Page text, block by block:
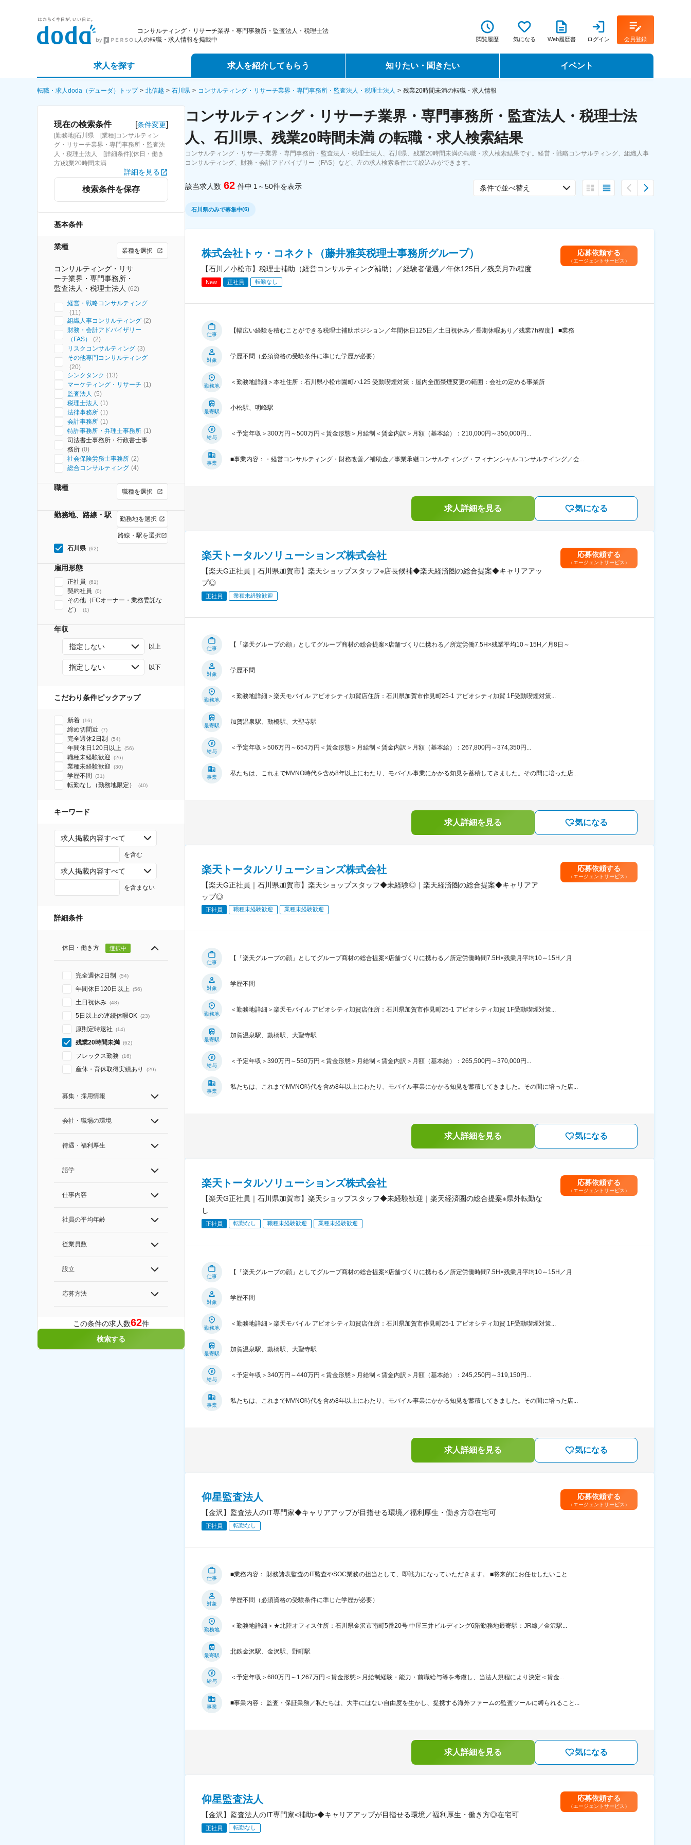
コンサルティング・リサーチ業界・専門事務所・監査法人・税理士法
人の転職・求人情報を掲載中
閲覧履歴 気になる Web履歴書 ログイン 会員登録
求人を探す
詳細条件から探す
求人特集から探す
求人を紹介してもらう
エージェントサービス
スカウトサービス
パートナーエージェントサービス
知りたい・聞きたい
転職ノウハウ
データで見る転職
コラム・インタビュー
転職Q&A
イベント
転職フェア
転職セミナー動画
転職・求人doda（デューダ）トップ 北信越 石川県 コンサルティング・リサーチ業界・専門事務所・監査法人・税理士法人 残業20時間未満の転職・求人情報
現在の検索条件 [条件変更]
[勤務地]石川県 [業種]コンサルティン
グ・リサーチ業界・専門事務所・監査法
人・税理士法人 [詳細条件](休日・働き
方)残業20時間未満
詳細を見る
検索条件を保存
基本条件
業種 業種を選択
コンサルティング・リサ
ーチ業界・専門事務所・
監査法人・税理士法人 (62)
経営・戦略コンサルティング
(11)
組織人事コンサルティング (2)
財務・会計アドバイザリー
（FAS）
(2)
リスクコンサルティング (3)
その他専門コンサルティング
(20)
シンクタンク (13)
マーケティング・リサーチ (1)
監査法人 (5)
税理士法人 (1)
法律事務所 (1)
会計事務所 (1)
特許事務所・弁理士事務所 (1)
司法書士事務所・行政書士事
務所 (0)
社会保険労務士事務所 (2)
総合コンサルティング (4)
職種 職種を選択
勤務地、路線・駅 勤務地を選択
路線・駅を選択
石川県 (62)
雇用形態
正社員 (61)
契約社員 (0)
その他（FCオーナー・業務委託な
ど）
(1)
年収
指定しない 以上
指定しない 以下
こだわり条件ピックアップ
新着 (16)
締め切間近 (7)
完全週休2日制 (54)
年間休日120日以上 (56)
職種未経験歓迎 (26)
業種未経験歓迎 (30)
学歴不問 (31)
転勤なし（勤務地限定） (40)
キーワード
求人掲載内容すべて
を含む
求人掲載内容すべて
を含まない
詳細条件
休日・働き方 選択中
完全週休2日制 (54)
年間休日120日以上 (56)
土日祝休み (48)
5日以上の連続休暇OK (23)
原則定時退社 (14)
残業20時間未満 (62)
フレックス勤務 (16)
産休・育休取得実績あり (29)
募集・採用情報
会社・職場の環境
待遇・福利厚生
語学
仕事内容
社員の平均年齢
従業員数
設立
応募方法
この条件の求人数62件
検索する
コンサルティング・リサーチ業界・専門事務所・監査法人・税理士法
人、石川県、残業20時間未満 の転職・求人検索結果
コンサルティング・リサーチ業界・専門事務所・監査法人・税理士法人、石川県、残業20時間未満の転職・求人検索結果です。経営・戦略コンサルティング、組織人事
コンサルティング、財務・会計アドバイザリー（FAS）など、左の求人検索条件にて絞込みができます。
該当求人数 62 件中 1～50件を表示 条件で並べ替え
石川県のみで募集中(6)
株式会社トゥ・コネクト（藤井雅英税理士事務所グループ）
【石川／小松市】税理士補助（経営コンサルティング補助）／経験者優遇／年休125日／残業月7h程度
New 正社員 転勤なし
応募依頼する
（エージェントサービス）
仕事
【幅広い経験を積むことができる税理士補助ポジション／年間休日125日／土日祝休み／長期休暇あり／残業7h程度】 ■業務
対象
学歴不問（必須資格の受験条件に準じた学歴が必要）
勤務地
＜勤務地詳細＞本社住所：石川県小松市園町ハ125 受動喫煙対策：屋内全面禁煙変更の範囲：会社の定める事業所
最寄駅
小松駅、明峰駅
給与
＜予定年収＞300万円～500万円＜賃金形態＞月給制＜賃金内訳＞月額（基本給）：210,000円～350,000円...
事業
■事業内容：・経営コンサルティング・財務改善／補助金／事業承継コンサルティング・フィナンシャルコンサルテイング／会...
求人詳細を見る 気になる
楽天トータルソリューションズ株式会社
【楽天G正社員｜石川県加賀市】楽天ショップスタッフ※店長候補◆楽天経済圏の総合提案◆キャリアアッ
プ◎
正社員 業種未経験歓迎
応募依頼する
（エージェントサービス）
仕事
【「楽天グループの顔」としてグループ商材の総合提案×店舗づくりに携わる／所定労働7.5H×残業平均10～15H／月8日～
対象
学歴不問
勤務地
＜勤務地詳細＞楽天モバイル アビオシティ加賀店住所：石川県加賀市作見町25-1 アビオシティ加賀 1F受動喫煙対策...
最寄駅
加賀温泉駅、動橋駅、大聖寺駅
給与
＜予定年収＞506万円～654万円＜賃金形態＞月給制＜賃金内訳＞月額（基本給）：267,800円～374,350円...
事業
私たちは、これまでMVNO時代を含め8年以上にわたり、モバイル事業にかかる知見を蓄積してきました。その間に培った店...
求人詳細を見る 気になる
楽天トータルソリューションズ株式会社
【楽天G正社員｜石川県加賀市】楽天ショップスタッフ◆未経験◎｜楽天経済圏の総合提案◆キャリアア
ップ◎
正社員 職種未経験歓迎 業種未経験歓迎
応募依頼する
（エージェントサービス）
仕事
【「楽天グループの顔」としてグループ商材の総合提案×店舗づくりに携わる／所定労働時間7.5H×残業月平均10～15H／月
対象
学歴不問
勤務地
＜勤務地詳細＞楽天モバイル アビオシティ加賀店住所：石川県加賀市作見町25-1 アビオシティ加賀 1F受動喫煙対策...
最寄駅
加賀温泉駅、動橋駅、大聖寺駅
給与
＜予定年収＞390万円～550万円＜賃金形態＞月給制＜賃金内訳＞月額（基本給）：265,500円～370,000円...
事業
私たちは、これまでMVNO時代を含め8年以上にわたり、モバイル事業にかかる知見を蓄積してきました。その間に培った店...
求人詳細を見る 気になる
楽天トータルソリューションズ株式会社
【楽天G正社員｜石川県加賀市】楽天ショップスタッフ◆未経験歓迎｜楽天経済圏の総合提案※県外転勤な
し
正社員 転勤なし 職種未経験歓迎 業種未経験歓迎
応募依頼する
（エージェントサービス）
仕事
【「楽天グループの顔」としてグループ商材の総合提案×店舗づくりに携わる／所定労働時間7.5H×残業月平均10～15H／月
対象
学歴不問
勤務地
＜勤務地詳細＞楽天モバイル アビオシティ加賀店住所：石川県加賀市作見町25-1 アビオシティ加賀 1F受動喫煙対策...
最寄駅
加賀温泉駅、動橋駅、大聖寺駅
給与
＜予定年収＞340万円～440万円＜賃金形態＞月給制＜賃金内訳＞月額（基本給）：245,250円～319,150円...
事業
私たちは、これまでMVNO時代を含め8年以上にわたり、モバイル事業にかかる知見を蓄積してきました。その間に培った店...
求人詳細を見る 気になる
仰星監査法人
【金沢】監査法人のIT専門家◆キャリアアップが目指せる環境／福利厚生・働き方◎在宅可
正社員 転勤なし
応募依頼する
（エージェントサービス）
仕事
■業務内容： 財務諸表監査のIT監査やSOC業務の担当として、即戦力になっていただきます。 ■将来的にお任せしたいこと
対象
学歴不問（必須資格の受験条件に準じた学歴が必要）
勤務地
＜勤務地詳細＞★北陸オフィス住所：石川県金沢市南町5番20号 中屋三井ビルディング6階勤務地最寄駅：JR線／金沢駅...
最寄駅
北鉄金沢駅、金沢駅、野町駅
給与
＜予定年収＞680万円～1,267万円＜賃金形態＞月給制経験・能力・前職給与等を考慮し、当法人規程により決定＜賃金...
事業
■事業内容： 監査・保証業務／私たちは、大手にはない自由度を生かし、提携する海外ファームの監査ツールに縛られること...
求人詳細を見る 気になる
仰星監査法人
【金沢】監査法人のIT専門家<補助>◆キャリアアップが目指せる環境／福利厚生・働き方◎在宅可
正社員 転勤なし
応募依頼する
（エージェントサービス）